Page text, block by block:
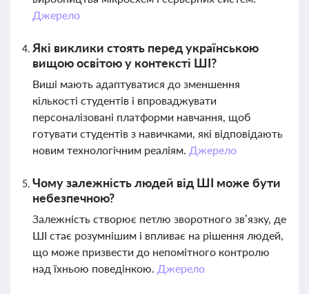
Джерело
Які виклики стоять перед українською
вищою освітою у контексті ШІ?
Виші мають адаптуватися до зменшення
кількості студентів і впроваджувати
персоналізовані платформи навчання, щоб
готувати студентів з навичками, які відповідають
новим технологічним реаліям. Джерело
Чому залежність людей від ШІ може бути
небезпечною?
Залежність створює петлю зворотного зв’язку, де
ШІ стає розумнішим і впливає на рішення людей,
що може призвести до непомітного контролю
над їхньою поведінкою. Джерело